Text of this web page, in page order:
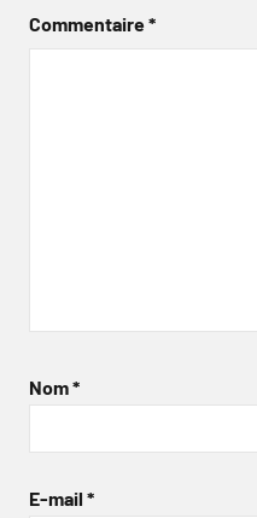
Commentaire*
Nom*
E-mail *